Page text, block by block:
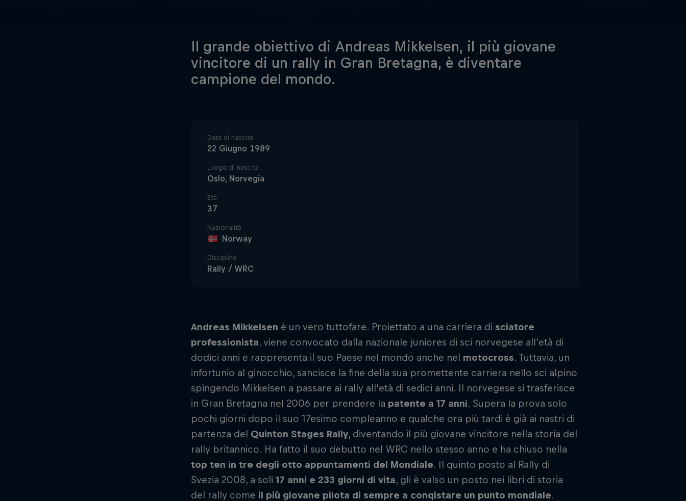
Il grande obiettivo di Andreas Mikkelsen, il più giovane
vincitore di un rally in Gran Bretagna, è diventare
campione del mondo.
Data di nascita
22 Giugno 1989
Luogo di nascita
Oslo, Norvegia
Età
37
Nazionalità
Norway
Discipline
Rally / WRC
Andreas Mikkelsen è un vero tuttofare. Proiettato a una carriera di sciatore
professionista, viene convocato dalla nazionale juniores di sci norvegese all'età di
dodici anni e rappresenta il suo Paese nel mondo anche nel motocross. Tuttavia, un
infortunio al ginocchio, sancisce la fine della sua promettente carriera nello sci alpino
spingendo Mikkelsen a passare ai rally all'età di sedici anni. Il norvegese si trasferisce
in Gran Bretagna nel 2006 per prendere la patente a 17 anni. Supera la prova solo
pochi giorni dopo il suo 17esimo compleanno e qualche ora più tardi è già ai nastri di
partenza del Quinton Stages Rally, diventando il più giovane vincitore nella storia del
rally britannico. Ha fatto il suo debutto nel WRC nello stesso anno e ha chiuso nella
top ten in tre degli otto appuntamenti del Mondiale. Il quinto posto al Rally di
Svezia 2008, a soli 17 anni e 233 giorni di vita, gli è valso un posto nei libri di storia
del rally come il più giovane pilota di sempre a conqistare un punto mondiale.